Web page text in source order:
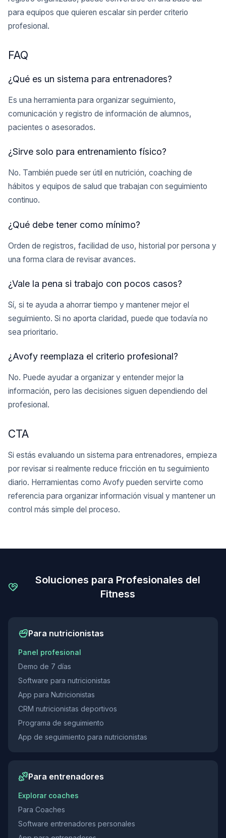
para equipos que quieren escalar sin perder criterio
profesional.
FAQ
¿Qué es un sistema para entrenadores?
Es una herramienta para organizar seguimiento,
comunicación y registro de información de alumnos,
pacientes o asesorados.
¿Sirve solo para entrenamiento físico?
No. También puede ser útil en nutrición, coaching de
hábitos y equipos de salud que trabajan con seguimiento
continuo.
¿Qué debe tener como mínimo?
Orden de registros, facilidad de uso, historial por persona y
una forma clara de revisar avances.
¿Vale la pena si trabajo con pocos casos?
Sí, si te ayuda a ahorrar tiempo y mantener mejor el
seguimiento. Si no aporta claridad, puede que todavía no
sea prioritario.
¿Avofy reemplaza el criterio profesional?
No. Puede ayudar a organizar y entender mejor la
información, pero las decisiones siguen dependiendo del
profesional.
CTA
Si estás evaluando un sistema para entrenadores, empieza
por revisar si realmente reduce fricción en tu seguimiento
diario. Herramientas como Avofy pueden servirte como
referencia para organizar información visual y mantener un
control más simple del proceso.
Soluciones para Profesionales del
Fitness
Para nutricionistas
Panel profesional
Demo de 7 días
Software para nutricionistas
App para Nutricionistas
CRM nutricionistas deportivos
Programa de seguimiento
App de seguimiento para nutricionistas
Para entrenadores
Explorar coaches
Para Coaches
Software entrenadores personales